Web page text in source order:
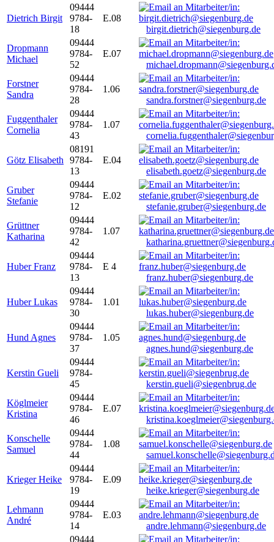
Dietrich Birgit
09444
9784-
18
E.08
birgit.dietrich@siegenburg.de
Dropmann
Michael
09444
9784-
52
E.07
Forstner
Sandra
09444
9784-
28
1.06
sandra.forstner@siegenburg.de
Fuggenthaler
Cornelia
09444
9784-
43
1.07
Götz Elisabeth
08191
9784-
13
E.04
elisabeth.goetz@siegenburg.de
Gruber
Stefanie
09444
9784-
12
E.02
stefanie.gruber@siegenburg.de
Grüttner
Katharina
09444
9784-
42
1.07
Huber Franz
09444
9784-
13
E 4
franz.huber@siegenburg.de
Huber Lukas
09444
9784-
30
1.01
lukas.huber@siegenburg.de
Hund Agnes
09444
9784-
37
1.05
agnes.hund@siegenburg.de
Kerstin Gueli
09444
9784-
45
kerstin.gueli@siegenbrug.de
Köglmeier
Kristina
09444
9784-
46
E.07
Konschelle
Samuel
09444
9784-
44
1.08
Krieger Heike
09444
9784-
19
E.09
heike.krieger@siegenburg.de
Lehmann
André
09444
9784-
14
E.03
andre.lehmann@siegenburg.de
09444